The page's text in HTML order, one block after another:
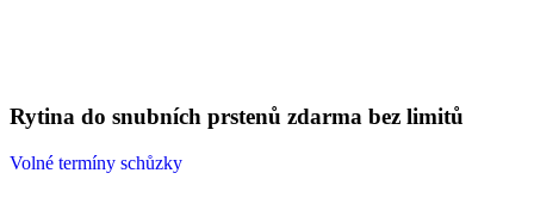
Rytina do snubních prstenů zdarma bez limitů
Volné termíny schůzky